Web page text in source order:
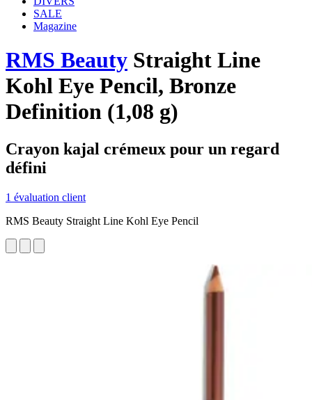
SALE
Magazine
RMS Beauty Straight Line
Kohl Eye Pencil, Bronze
Definition (1,08 g)
Crayon kajal crémeux pour un regard
défini
1 évaluation client
RMS Beauty Straight Line Kohl Eye Pencil